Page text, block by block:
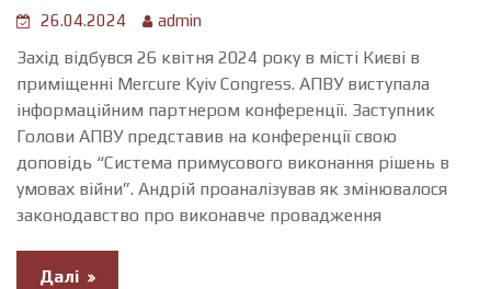
26.04.2024 admin
Захід відбувся 26 квітня 2024 року в місті Києві в
приміщенні Mercure Kyiv Congress. АПВУ виступала
інформаційним партнером конференції. Заступник
Голови АПВУ представив на конференції свою
доповідь “Система примусового виконання рішень в
умовах війни”. Андрій проаналізував як змінювалося
законодавство про виконавче провадження
Далі